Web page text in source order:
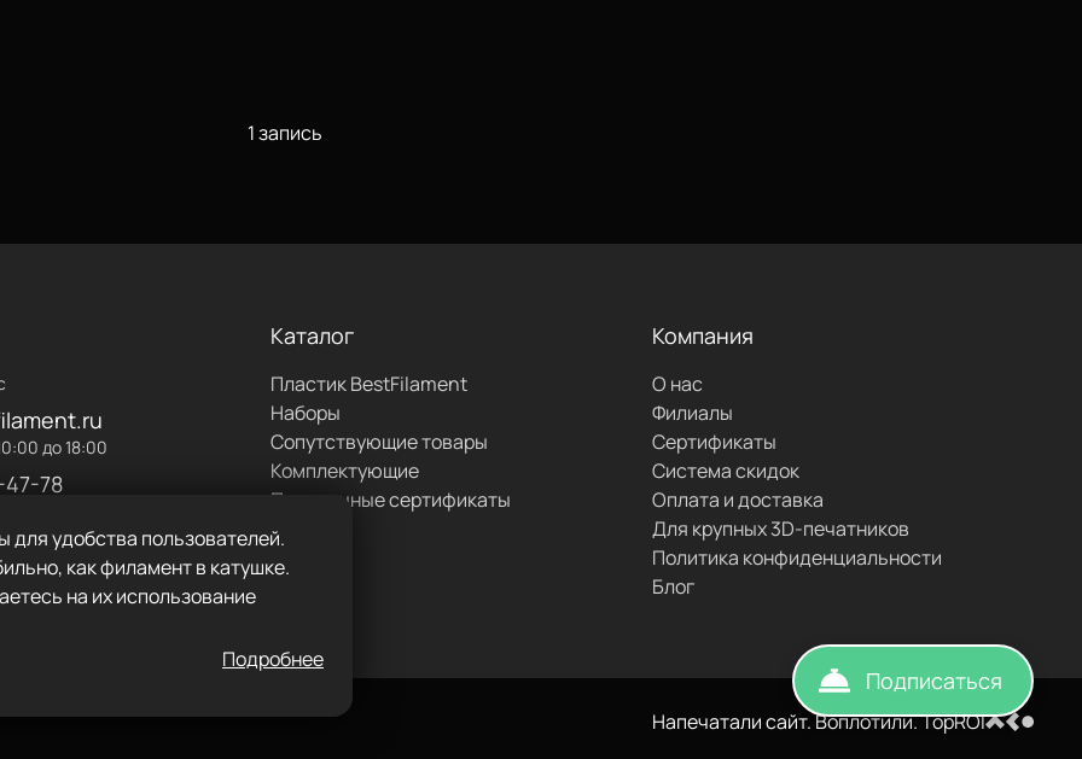
1 запись
до 18:00
78
Каталог
Пластик BestFilament
Наборы
Сопутствующие товары
Комплектующие
Подарочные сертификаты
Компания
О нас
Филиалы
Сертификаты
Система скидок
Оплата и доставка
Для крупных 3D-печатников
Политика конфиденциальности
Блог
Напечатали сайт. Воплотили. TopROI
для удобства пользователей.
как филамент в катушке.
на их использование
Подробнее
Подписаться